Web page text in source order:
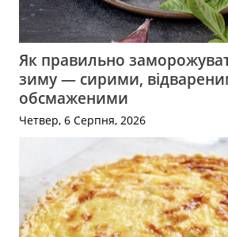
Як правильно
зиму — сирими,
обсмаженими
Четвер, 6 Серпня, 2026